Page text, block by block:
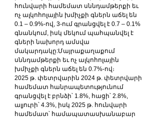
հունվարի համեմատ սննդամթերքի եւ
ոչ ալկոհոլային խմիչքի գներն աճել են
0.1 – 0.9%-ով, 3-ում գրանցվել է 0.7 – 0.1%
գնանկում, իսկ մեկում պահպանվել է
գների նախորդ ամսվա
մակարդակը:Մայրաքաղաքում
սննդամթերքի եւ ոչ ալկոհոլային
խմիչքի գներն աճել են 0.7%-ով։
2025 թ. փետրվարին 2024 թ. փետրվարի
համեմատ հանրապետությունում
գրանցվել է բրնձի՝ 1.8%, հացի՝ 2.8%,
ալյուրի՝ 4.3%, իսկ 2025 թ. հունվարի
համեմատ՝ համապատասխանաբար